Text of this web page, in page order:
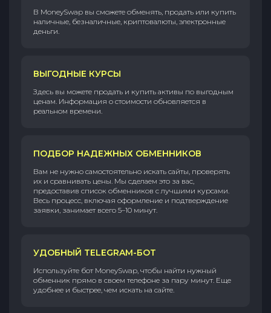
В MoneySwap вы сможете обменять, продать или купить
наличные, безналичные, криптовалюты, электронные
деньги.
ВЫГОДНЫЕ КУРСЫ
Здесь вы можете продать и купить активы по выгодным
ценам. Информация о стоимости обновляется в
реальном времени.
ПОДБОР НАДЕЖНЫХ ОБМЕННИКОВ
Вам не нужно самостоятельно искать сайты, проверять
их и сравнивать цены. Мы сделаем это за вас,
предоставив список обменников с лучшими курсами.
Весь процесс, включая оформление и подтверждение
заявки, занимает всего 5–10 минут.
УДОБНЫЙ TELEGRAM-БОТ
Используйте бот MoneySwap, чтобы найти нужный
обменник прямо в своем телефоне за пару минут. Еще
удобнее и быстрее, чем искать на сайте.